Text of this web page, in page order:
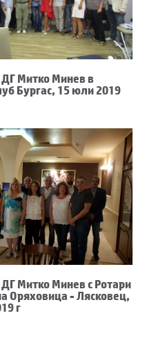
Митко Минев в
Бургас, 15 юли 2019
Митко Минев с Ротари
Оряховица - Лясковец,
г